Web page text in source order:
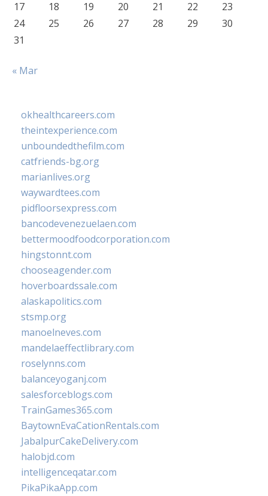
17 18 19 20 21 22
23
24
25 26 27 28 29
30
31
« Mar
okhealthcareers.com
theintexperience.com
unboundedthefilm.com
catfriends-bg.org
marianlives.org
waywardtees.com
pidfloorsexpress.com
bancodevenezuelaen.com
bettermoodfoodcorporation.com
hingstonnt.com
chooseagender.com
hoverboardssale.com
alaskapolitics.com
stsmp.org
manoelneves.com
mandelaeffectlibrary.com
roselynns.com
balanceyoganj.com
salesforceblogs.com
TrainGames365.com
BaytownEvaCationRentals.com
JabalpurCakeDelivery.com
halobjd.com
intelligenceqatar.com
PikaPikaApp.com